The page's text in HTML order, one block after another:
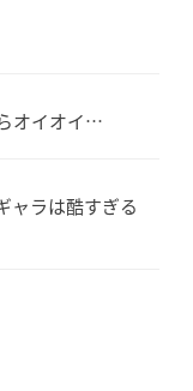
オイオイ…
ャラは酷すぎる